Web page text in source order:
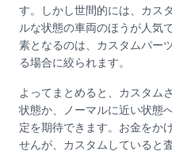
す。しかし世間的には、カス
ルな状態の車両のほうが人気
素となるのは、カスタムパー
る場合に絞られます。
よってまとめると、カスタム
状態か、ノーマルに近い状態
定を期待できます。お金をか
せんが、カスタムしていると